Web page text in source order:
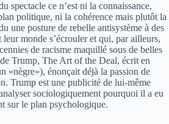
spectacle ce n’est ni la connaissance,
politique, ni la cohérence mais plutôt la
une posture de rebelle antisystème à des
monde s’écrouler et qui, par ailleurs,
de racisme maquillé sous de belles
Trump, The Art of the Deal, écrit en
«nègre»), énonçait déjà la passion de
Trump est une publicité de lui-même
sociologiquement pourquoi il a eu
sur le plan psychologique.